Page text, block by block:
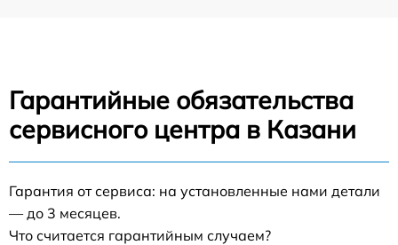
Гарантийные обязательства
сервисного центра в Казани
Гарантия от сервиса: на установленные нами детали
— до 3 месяцев.
Что считается гарантийным случаем?